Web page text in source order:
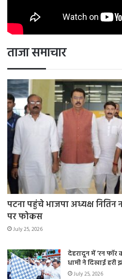
ताजा समाचार
पटना पहुंचे भाजपा अध्यक्ष नितिन
पर फोकस
July 25, 2026
देहरादून में ‘रन फॉर
धामी ने दिखाई हरी
July 25, 2026